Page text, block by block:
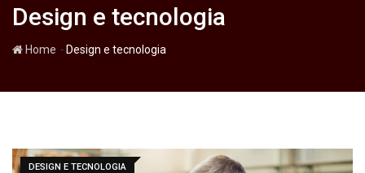
Design e tecnologia
Home - Design e tecnologia
DESIGN E TECNOLOGIA